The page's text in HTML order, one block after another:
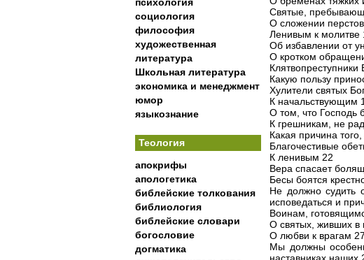
социология
философия
художественная
литература
Школьная литература
экономика и менеджмент
юмор
языкознание
Теология
апокрифы
апологетика
библейские толкования
библиология
библейские словари
богословие
догматика
Святые,
О сложении
Ленивым к молитве
Об избавлении от
О кротком
Какую пользу
Хулители святых
К начальствующим
О том, что Господь
К грешникам, не
Какая причина
Благочестивые
К ленивым 22
Вера спасает
Бесы боятся
Не должно судить
исповедаться и
Воинам,
О святых, живших в
О любви к врагам 27
Мы должны